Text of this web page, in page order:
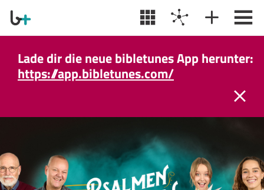
Lade dir die neue bibletunes App herunter:
https://app.bibletunes.com/